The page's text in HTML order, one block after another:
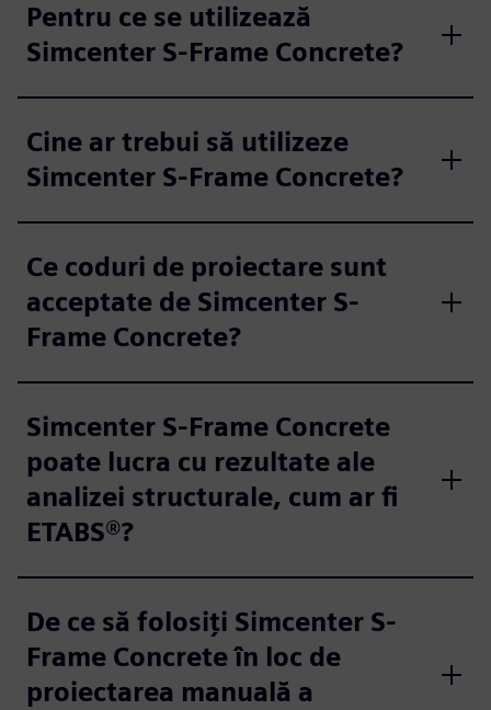
Pentru ce se utilizează
Simcenter S-Frame Concrete?
Cine ar trebui să utilizeze
Simcenter S-Frame Concrete?
Ce coduri de proiectare sunt
acceptate de Simcenter S-
Frame Concrete?
Simcenter S-Frame Concrete
poate lucra cu rezultate ale
analizei structurale, cum ar fi
ETABS®?
De ce să folosiți Simcenter S-
Frame Concrete în loc de
proiectarea manuală a